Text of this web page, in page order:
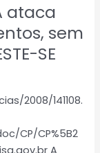
ataca
sem
SE
2008/141108.
CP/CP%5B2